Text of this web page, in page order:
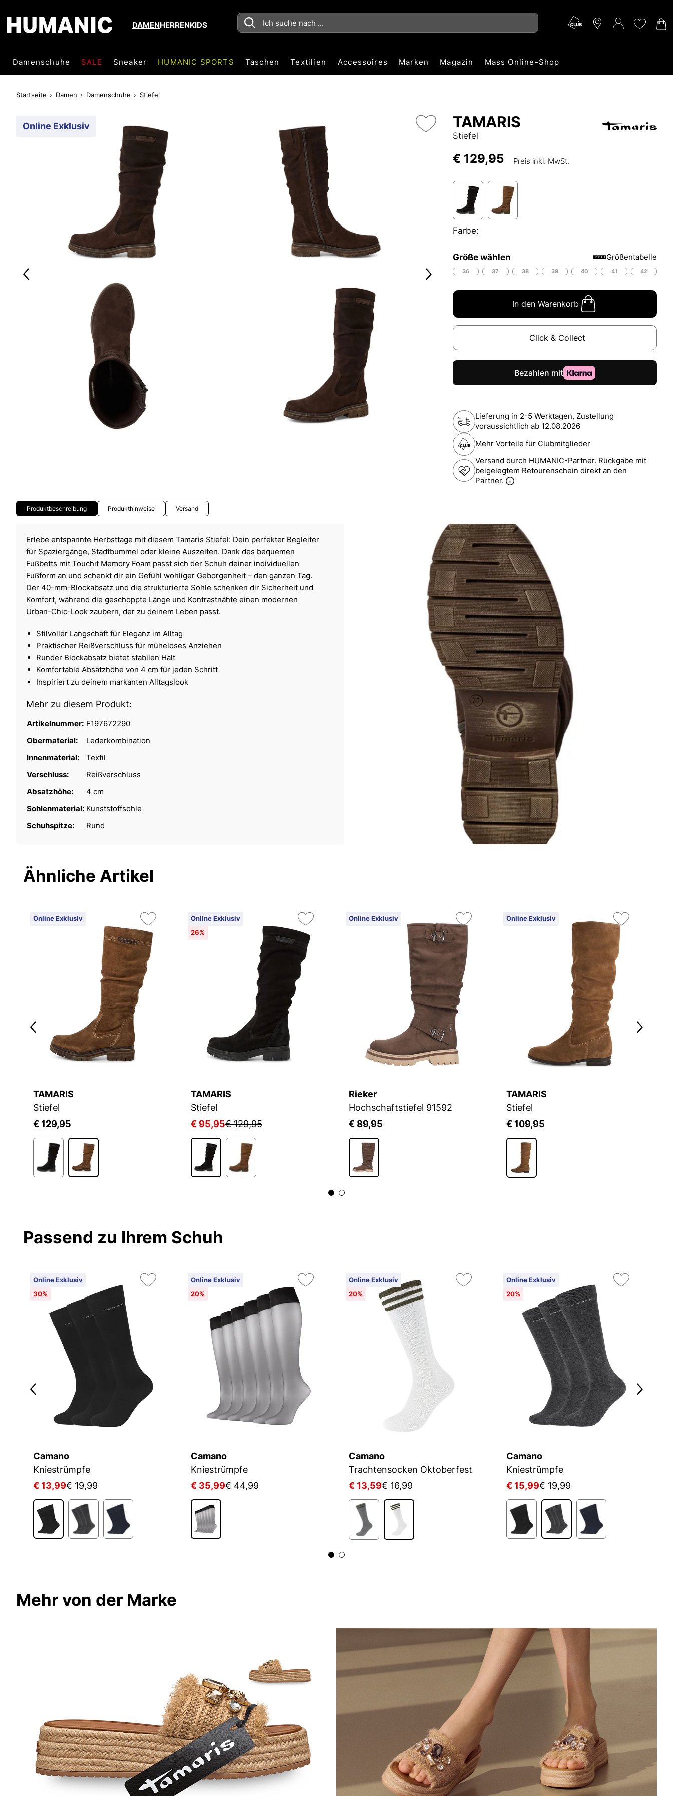
DAMENHERRENKIDS
Damenschuhe SALE Sneaker HUMANIC SPORTS Taschen Textilien Accessoires Marken Magazin Mass Online-Shop
Startseite Damen Damenschuhe Stiefel
Online Exklusiv TAMARIS
Stiefel
€ 129,95 Preis inkl. MwSt.
Farbe:
Größe wählen Größentabelle
36 37 38 39 40 41 42
In den Warenkorb
Click & Collect
Lieferung in 2-5 Werktagen, Zustellung
voraussichtlich ab 12.08.2026
Mehr Vorteile für Clubmitglieder
Versand durch HUMANIC-Partner. Rückgabe mit
beigelegtem Retourenschein direkt an den
Partner.
Produktbeschreibung Produkthinweise Versand
Erlebe entspannte Herbsttage mit diesem Tamaris Stiefel: Dein perfekter Begleiter
für Spaziergänge, Stadtbummel oder kleine Auszeiten. Dank des bequemen
Fußbetts mit Touchit Memory Foam passt sich der Schuh deiner individuellen
Fußform an und schenkt dir ein Gefühl wohliger Geborgenheit – den ganzen Tag.
Der 40-mm-Blockabsatz und die strukturierte Sohle schenken dir Sicherheit und
Komfort, während die geschoppte Länge und Kontrastnähte einen modernen
Urban-Chic-Look zaubern, der zu deinem Leben passt.
Stilvoller Langschaft für Eleganz im Alltag
Praktischer Reißverschluss für müheloses Anziehen
Runder Blockabsatz bietet stabilen Halt
Komfortable Absatzhöhe von 4 cm für jeden Schritt
Inspiriert zu deinem markanten Alltagslook
Mehr zu diesem Produkt:
Artikelnummer: F197672290
Obermaterial:
Lederkombination
Innenmaterial:
Textil
Verschluss:
Reißverschluss
Absatzhöhe:
4 cm
Sohlenmaterial: Kunststoffsohle
Schuhspitze:
Rund
Ähnliche Artikel
Online Exklusiv
TAMARIS
Stiefel
€ 129,95
Online Exklusiv
26%
TAMARIS
Stiefel
€ 95,95€ 129,95
Online Exklusiv
Rieker
Hochschaftstiefel 91592
€ 89,95
Online Exklusiv
TAMARIS
Stiefel
€ 109,95
Passend zu Ihrem Schuh
Online Exklusiv
30%
Camano
Kniestrümpfe
€ 13,99€ 19,99
Online Exklusiv
20%
Camano
Kniestrümpfe
€ 35,99€ 44,99
Online Exklusiv
20%
Camano
Trachtensocken Oktoberfest
€ 13,59€ 16,99
Online Exklusiv
20%
Camano
Kniestrümpfe
€ 15,99€ 19,99
Mehr von der Marke